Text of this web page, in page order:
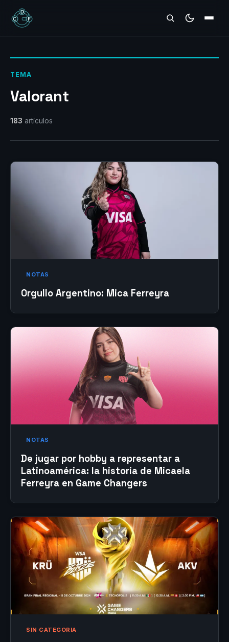
REVIEWS
TEMA
Valorant
183 artículos
NOTAS
Orgullo Argentino: Mica Ferreyra
NOTAS
De jugar por hobby a representar a
Latinoamérica: la historia de Micaela
Ferreyra en Game Changers
SIN CATEGORIA